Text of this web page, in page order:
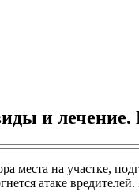
и лечение.
места на участке,
атаке